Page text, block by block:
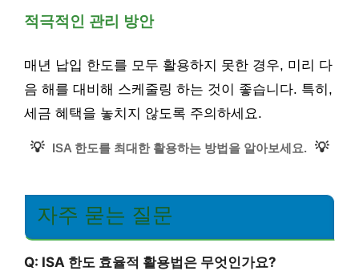
적극적인 관리 방안
매년 납입 한도를 모두 활용하지 못한 경우, 미리 다
음 해를 대비해 스케줄링 하는 것이 좋습니다. 특히,
세금 혜택을 놓치지 않도록 주의하세요.
💡 ISA 한도를 최대한 활용하는 방법을 알아보세요. 💡
자주 묻는 질문
Q: ISA 한도 효율적 활용법은 무엇인가요?